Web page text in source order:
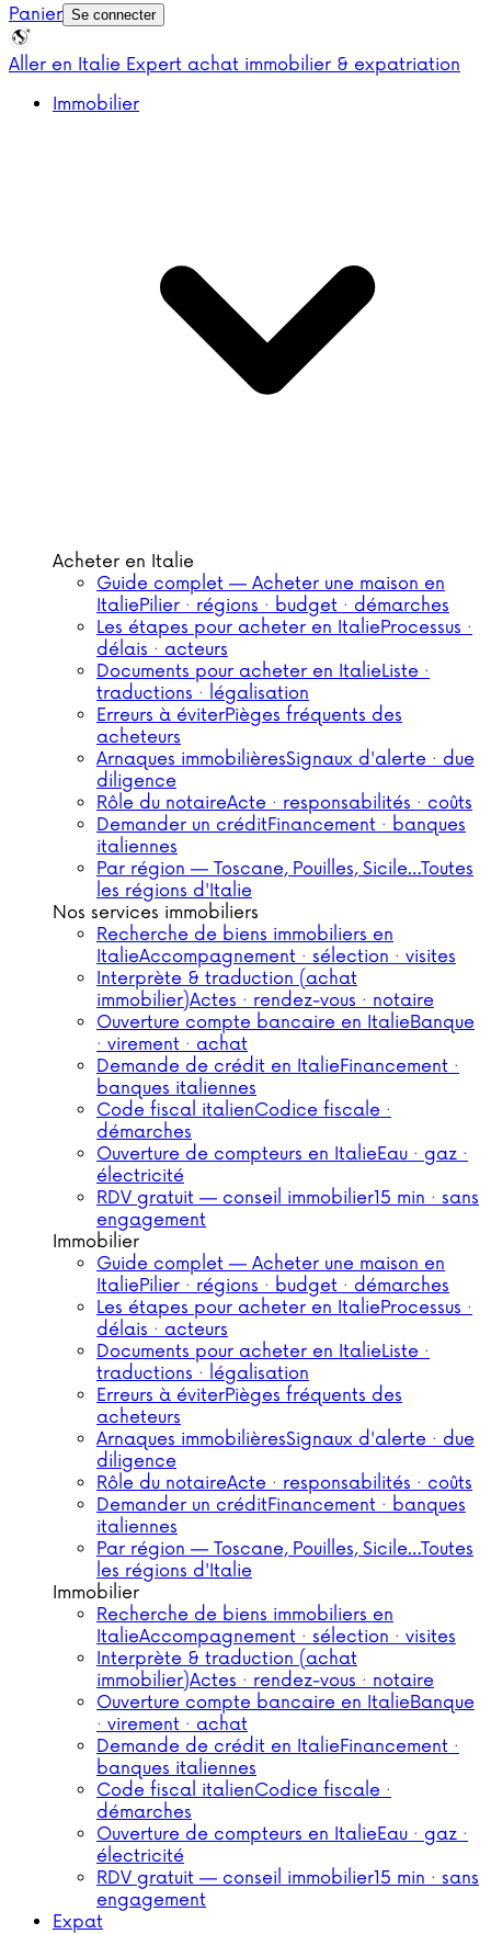
Panier Se connecter
Aller en Italie Expert achat immobilier & expatriation
Immobilier
Acheter en Italie
Guide complet — Acheter une maison en
ItaliePilier · régions · budget · démarches
Les étapes pour acheter en ItalieProcessus ·
délais · acteurs
Documents pour acheter en ItalieListe ·
traductions · légalisation
Erreurs à éviterPièges fréquents des
acheteurs
Arnaques immobilièresSignaux d'alerte · due
diligence
Rôle du notaireActe · responsabilités · coûts
Demander un créditFinancement · banques
italiennes
Par région — Toscane, Pouilles, Sicile…Toutes
les régions d'Italie
Nos services immobiliers
Recherche de biens immobiliers en
ItalieAccompagnement · sélection · visites
Interprète & traduction (achat
immobilier)Actes · rendez-vous · notaire
Ouverture compte bancaire en ItalieBanque
· virement · achat
Demande de crédit en ItalieFinancement ·
banques italiennes
Code fiscal italienCodice fiscale ·
démarches
Ouverture de compteurs en ItalieEau · gaz ·
électricité
RDV gratuit — conseil immobilier15 min · sans
engagement
Immobilier
Guide complet — Acheter une maison en
ItaliePilier · régions · budget · démarches
Les étapes pour acheter en ItalieProcessus ·
délais · acteurs
Documents pour acheter en ItalieListe ·
traductions · légalisation
Erreurs à éviterPièges fréquents des
acheteurs
Arnaques immobilièresSignaux d'alerte · due
diligence
Rôle du notaireActe · responsabilités · coûts
Demander un créditFinancement · banques
italiennes
Par région — Toscane, Pouilles, Sicile…Toutes
les régions d'Italie
Immobilier
Recherche de biens immobiliers en
ItalieAccompagnement · sélection · visites
Interprète & traduction (achat
immobilier)Actes · rendez-vous · notaire
Ouverture compte bancaire en ItalieBanque
· virement · achat
Demande de crédit en ItalieFinancement ·
banques italiennes
Code fiscal italienCodice fiscale ·
démarches
Ouverture de compteurs en ItalieEau · gaz ·
électricité
RDV gratuit — conseil immobilier15 min · sans
engagement
Expat